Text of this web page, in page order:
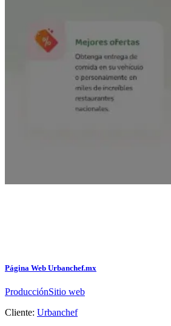
Página Web Urbanchef.mx
ProducciónSitio web
Cliente: Urbanchef